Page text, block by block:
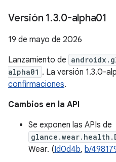
Versión 1.3.0-alpha01
19 de mayo de 2026
Lanzamiento de
alpha01 . La versión 1.3.0-
confirmaciones.
Cambios en la API
Se exponen las APIs de
Wear. (Id0d4b, b/